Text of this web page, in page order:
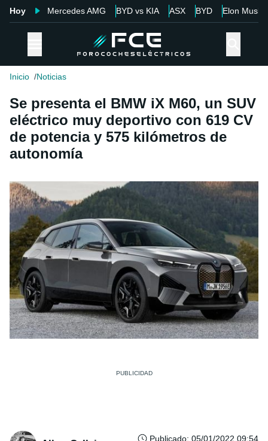
Hoy Mercedes AMG BYD vs KIA ASX BYD Elon Musk
Inicio Noticias
Se presenta el BMW iX M60, un SUV
eléctrico muy deportivo con 619 CV
de potencia y 575 kilómetros de
autonomía
Publicado: 05/01/2022 09:54